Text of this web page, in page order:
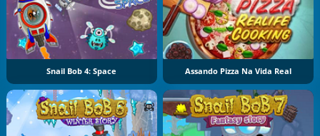
Snail Bob 4: Space Assando Pizza Na Vida Real